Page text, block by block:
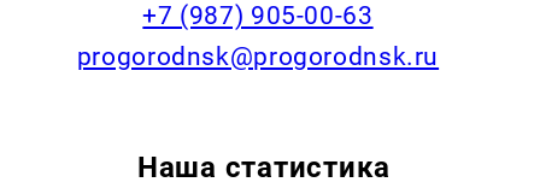
+7 (987) 905-00-63
progorodnsk@progorodnsk.ru
Наша статистика